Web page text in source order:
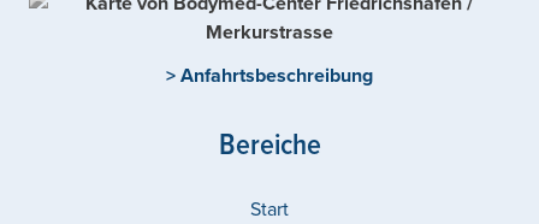
> Anfahrtsbeschreibung
Bereiche
Start